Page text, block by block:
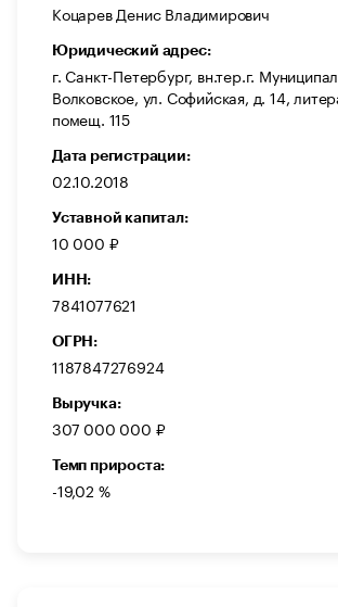
Коцарев Денис Владимирович
Юридический адрес:
г. Санкт-Петербург, вн.тер.г.
Волковское, ул. Софийская, д. 14,
помещ. 115
Дата регистрации:
02.10.2018
Уставной капитал:
10 000 ₽
ИНН:
7841077621
ОГРН:
1187847276924
Выручка:
307 000 000 ₽
Темп прироста:
-19,02 %